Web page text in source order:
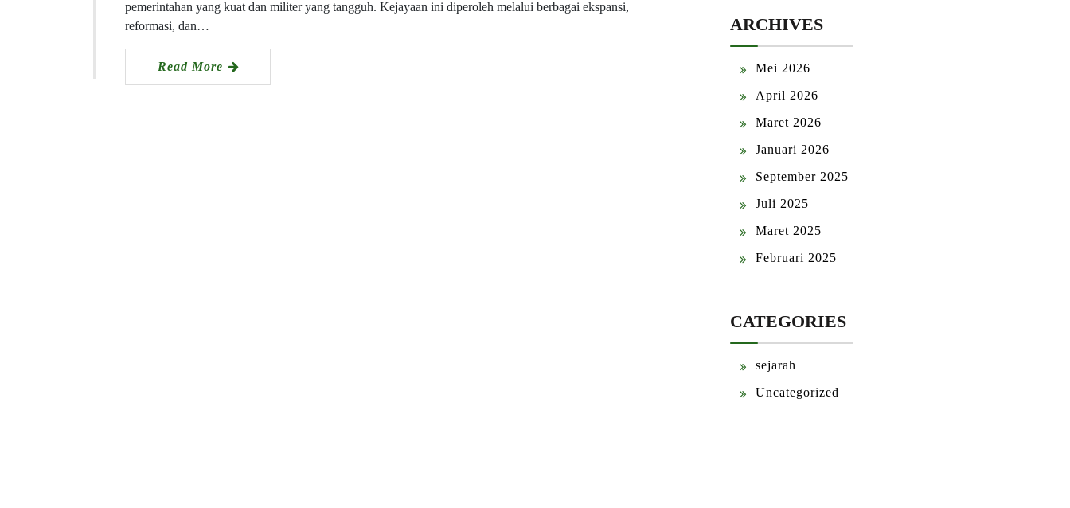
pemerintahan yang kuat dan militer yang tangguh. Kejayaan ini diperoleh melalui berbagai ekspansi,
reformasi, dan…
Read More
ARCHIVES
Mei 2026
April 2026
Maret 2026
Januari 2026
September 2025
Juli 2025
Maret 2025
Februari 2025
CATEGORIES
sejarah
Uncategorized